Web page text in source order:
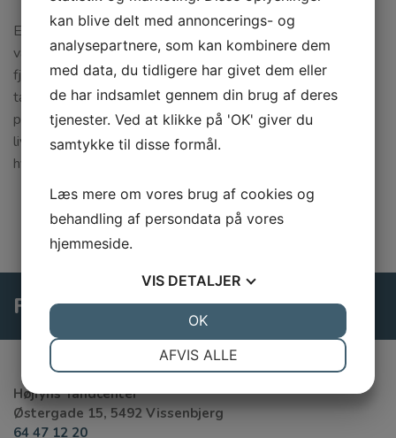
En tandrensning hos tandplejeren eller tandlægen vil ofte
være en del af dit tandeftersyn. Ved en tandrensning får du
fjernet tandsten og plak. Det er vigtigt at du får en
tandrensning regelmæssigt, således der ikke udvikles
parodontose eller anden sygdom/betændelse. Ændringer i
livsstil og alment helbred kan betyde at der er behov for
hyppigere tandrensning end tidligere.
Følg os på Facebook
Højfyns Tandcenter
Østergade 15, 5492 Vissenbjerg
64 47 12 20
kan blive delt med annoncerings- og
analysepartnere, som kan kombinere dem
med data, du tidligere har givet dem eller
de har indsamlet gennem din brug af deres
tjenester. Ved at klikke på 'OK' giver du
samtykke til disse formål.
Læs mere om vores brug af cookies og
behandling af persondata på vores
hjemmeside.
VIS DETALJER
MARKETING
AFVIS ALLE
OK